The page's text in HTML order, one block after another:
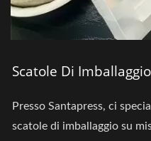
Scatole Di
Presso Santapress, ci
scatole di imballaggio su